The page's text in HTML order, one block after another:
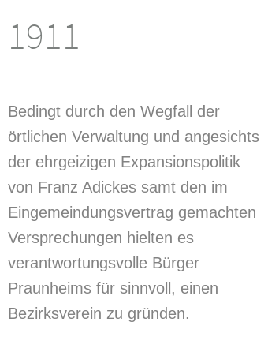
1911
Bedingt durch den Wegfall der
örtlichen Verwaltung und angesichts
der ehrgeizigen Expansionspolitik
von Franz Adickes samt den im
Eingemeindungsvertrag gemachten
Versprechungen hielten es
verantwortungsvolle Bürger
Praunheims für sinnvoll, einen
Bezirksverein zu gründen.